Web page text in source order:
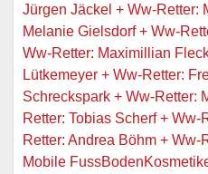
Jürgen Jäckel + Ww-Retter:
Melanie Gielsdorf + Ww-
Ww-Retter: Maximillian
Lütkemeyer + Ww-Retter:
Schreckspark + Ww-Retter:
Retter: Tobias Scherf +
Retter: Andrea Böhm +
Mobile